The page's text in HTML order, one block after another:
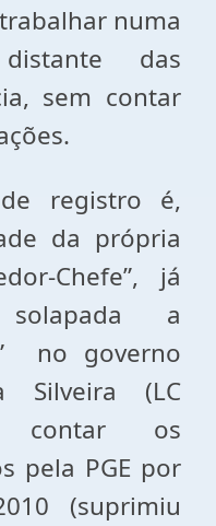
numa
das
sem contar
registro é,
da própria
Chefe”, já
a
no governo
Silveira (LC
contar os
pela PGE por
(suprimiu